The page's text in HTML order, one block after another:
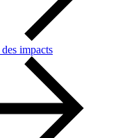
impacts